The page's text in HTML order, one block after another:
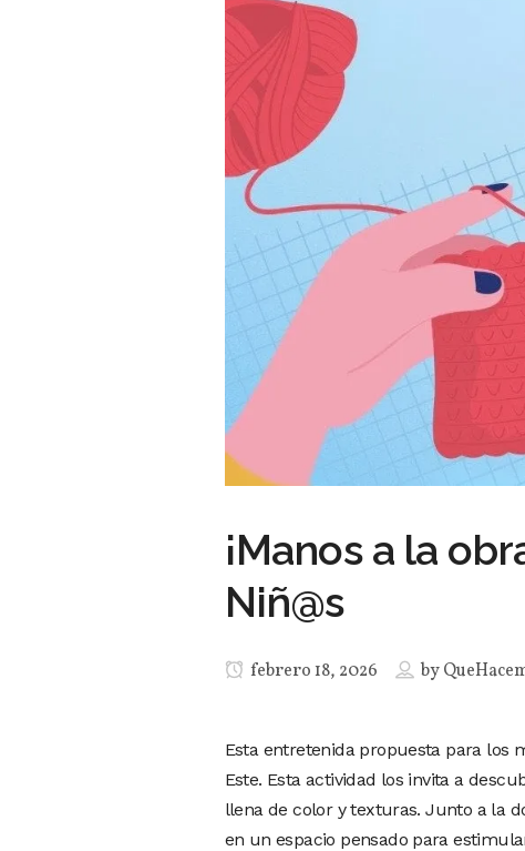
¡Manos a la
Niñ@s
febrero 18, 2026 by
Esta entretenida propuesta para los
Este. Esta actividad los invita a
llena de color y texturas. Junto a la
en un espacio pensado para